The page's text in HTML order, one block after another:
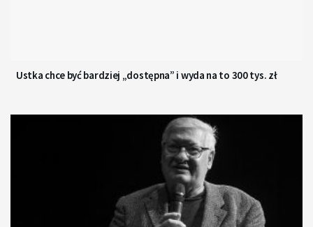
Ustka chce być bardziej „dostępna” i wyda na to 300 tys. zł